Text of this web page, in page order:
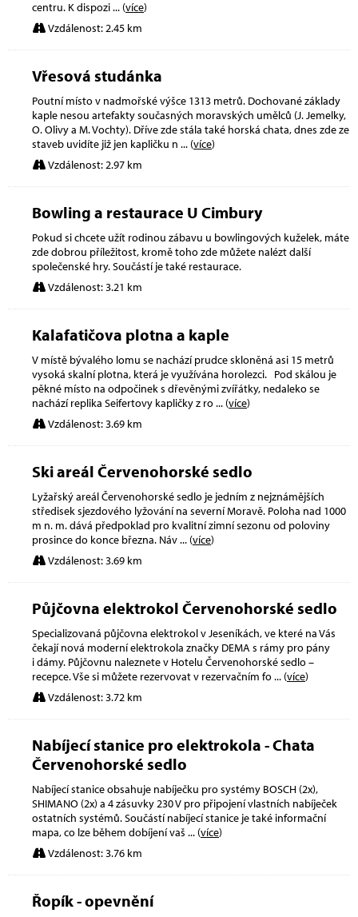
centru. K dispozi... (více)
Vzdálenost: 2.45 km
Vřesová studánka
Poutní místo v nadmořské výšce 1313 metrů. Dochované základy
kaple nesou artefakty současných moravských umělců (J. Jemelky,
O. Olivy a M. Vochty). Dříve zde stála také horská chata, dnes zde ze
staveb uvidíte již jen kapličku n ... (více)
Vzdálenost: 2.97 km
Bowling a restaurace U Cimbury
Pokud si chcete užít rodinou zábavu u bowlingových kuželek, máte
zde dobrou příležitost, kromě toho zde můžete nalézt další
společenské hry. Součástí je také restaurace.
Vzdálenost: 3.21 km
Kalafatičova plotna a kaple
V místě bývalého lomu se nachází prudce skloněná asi 15 metrů
vysoká skalní plotna, která je využívána horolezci. Pod skálou je
pěkné místo na odpočinek s dřevěnými zvířátky, nedaleko se
nachází replika Seifertovy kapličky z ro... (více)
Vzdálenost: 3.69 km
Ski areál Červenohorské sedlo
Lyžařský areál Červenohorské sedlo je jedním z nejznámějších
středisek sjezdového lyžování na severní Moravě. Poloha nad 1000
m n. m. dává předpoklad pro kvalitní zimní sezonu od poloviny
prosince do konce března. Náv... (více)
Vzdálenost: 3.69 km
Půjčovna elektrokol Červenohorské sedlo
Specializovaná půjčovna elektrokol v Jeseníkách, ve které na Vás
čekají nová moderní elektrokola značky DEMA s rámy pro pány
i dámy. Půjčovnu naleznete v Hotelu Červenohorské sedlo –
recepce. Vše si můžete rezervovat v rezervačním fo... (více)
Vzdálenost: 3.72 km
Nabíjecí stanice pro elektrokola - Chata
Červenohorské sedlo
Nabíjecí stanice obsahuje nabíječku pro systémy BOSCH (2x),
SHIMANO (2x) a 4 zásuvky 230 V pro připojení vlastních nabíječek
ostatních systémů. Součástí nabíjecí stanice je také informační
mapa, co lze během dobíjení vaš ... (více)
Vzdálenost: 3.76 km
Řopík - opevnění